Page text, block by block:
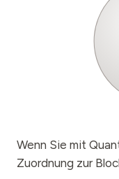
Wenn Sie mit
Zuordnung zur